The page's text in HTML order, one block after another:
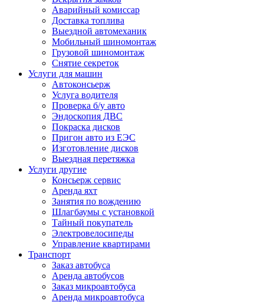
Аварийный комиссар
Доставка топлива
Выездной автомеханик
Мобильный шиномонтаж
Грузовой шиномонтаж
Снятие секреток
Услуги для машин
Автоконсьерж
Услуга водителя
Проверка б/у авто
Эндоскопия ДВС
Покраска дисков
Пригон авто из ЕЭС
Изготовление дисков
Выездная перетяжка
Услуги другие
Консьерж сервис
Аренда яхт
Занятия по вождению
Шлагбаумы с установкой
Тайный покупатель
Электровелосипеды
Управление квартирами
Транспорт
Заказ автобуса
Аренда автобусов
Заказ микроавтобуса
Аренда микроавтобуса